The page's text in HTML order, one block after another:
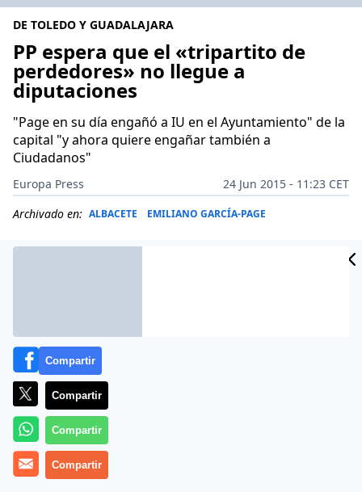
DE TOLEDO Y GUADALAJARA
PP espera que el «tripartito de
perdedores» no llegue a
diputaciones
"Page en su día engañó a IU en el Ayuntamiento" de la
capital "y ahora quiere engañar también a
Ciudadanos"
Europa Press
24 Jun 2015 - 11:23 CET
Archivado en: ALBACETE EMILIANO GARCÍA-PAGE
Más información
Compartir
Compartir
Compartir
Compartir